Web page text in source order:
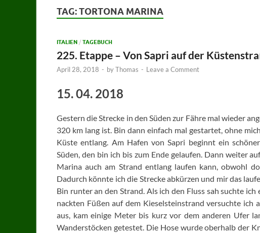
TAG:TORTONA MARINA
ITALIEN / TAGEBUCH
225. Etappe – Von Sapri auf der
April 28, 2018 - byThomas - Leave a Comment
15. 04. 2018
Gestern die Strecke in den Süden zur Fähre mal wieder
320 km lang ist. Bin dann einfach mal gestartet, ohne
Küste entlang. Am Hafen von Sapri beginnt ein
Süden, den bin ich bis zum Ende gelaufen. Dann weiter
Marina auch am Strand entlang laufen kann, obwohl
Dadurch könnte ich die Strecke abkürzen und mir das
Bin runter an den Strand. Als ich den Fluss sah suchte
nackten Füßen auf dem Kieselsteinstrand versuchte ich
aus, kam einige Meter bis kurz vor dem anderen Ufer
Wanderstöcken getestet. Die Hose wurde oberhalb der